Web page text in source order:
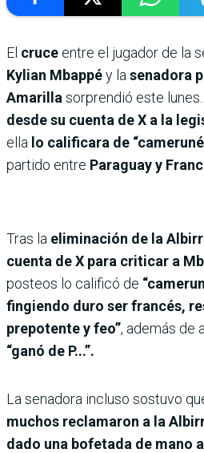
El cruce entre el jugador de la
Kylian Mbappéy la senadora
Amarilla sorprendió este
desde su cuenta de X a la
ella lo calificara de
partido entre Paraguay y
Tras la eliminación de la
cuenta de X para criticar a
posteos lo calificó de
fingiendo duro ser francés,
prepotente y feo”, además de
“ganó de P...”.
La senadora incluso sostuvo
muchos reclamaron a la
dado una bofetada de mano